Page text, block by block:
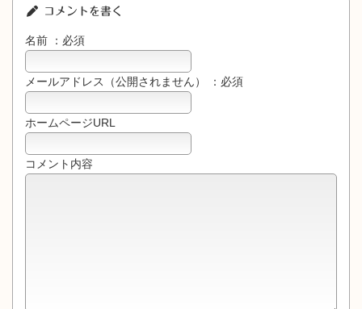
コメントを書く
名前 ：必須
メールアドレス（公開されません） ：必須
ホームページURL
コメント内容